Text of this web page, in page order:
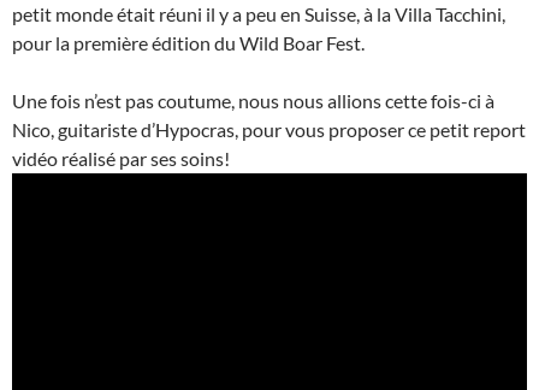
petit monde était réuni il y a peu en Suisse, à la Villa Tacchini,
pour la première édition du Wild Boar Fest.
Une fois n’est pas coutume, nous nous allions cette fois-ci à
Nico, guitariste d’Hypocras, pour vous proposer ce petit report
vidéo réalisé par ses soins!